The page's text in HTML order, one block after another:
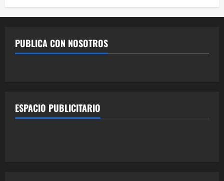
PUBLICA CON NOSOTROS
ESPACIO PUBLICITARIO